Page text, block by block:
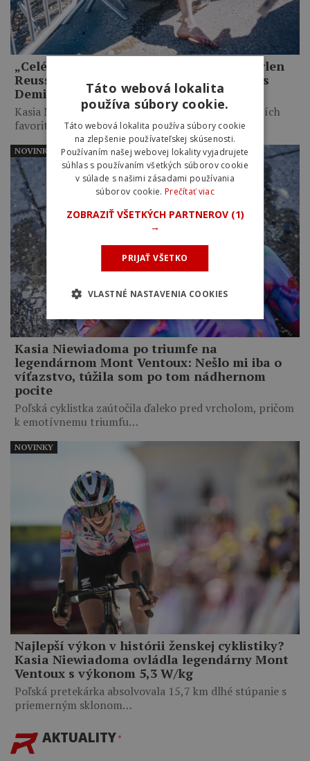
„Celé mi to pripadalo trochu hlúpe.“ Marlen
Reusser priznala zbytočné taktizovanie s
Demi Vollering na Mont Ventoux
Kasia Niewiadoma využila taktické váhanie najväčších
favoritiek, necelých desať kilometrov…
Kasia Niewiadoma po triumfe na
legendárnom Mont Ventoux: Nešlo mi iba o
víťazstvo, túžila som po tom nádhernom
pocite
Poľská cyklistka zaútočila ďaleko pred vrcholom, pričom
k emotívnemu triumfu…
NOVINKY
Najlepší výkon v histórii ženskej cyklistiky?
Kasia Niewiadoma ovládla legendárny Mont
Ventoux s výkonom 5,3 W/kg
Poľská pretekárka absolvovala 15,7 km dlhé stúpanie s
priemerným sklonom…
NOVINKY
AKTUALITY
Táto webová lokalita
používa súbory cookie.
Táto webová lokalita používa súbory cookie
na zlepšenie používateľskej skúsenosti.
Používaním našej webovej lokality vyjadrujete
súhlas s používaním všetkých súborov cookie
v súlade s našimi zásadami používania
súborov cookie. Prečítať viac
ZOBRAZIŤ VŠETKÝCH PARTNEROV (1)
→
PRIJAŤ VŠETKO
VLASTNÉ NASTAVENIA COOKIES